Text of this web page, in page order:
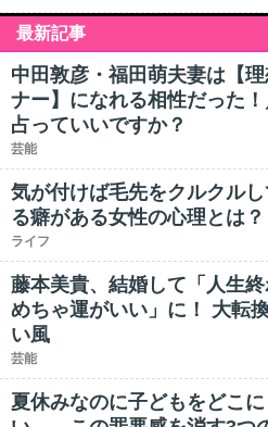
最新記事
中田敦彦・福田萌夫妻は【
ナー】になれる相性だった
占っていいですか？
芸能
気が付けば毛先をクルクル
る癖がある女性の心理とは？
ライフ
藤本美貴、結婚して「人生
めちゃ運がいい」に！ 大転
い風
芸能
夏休みなのに子どもをどこ